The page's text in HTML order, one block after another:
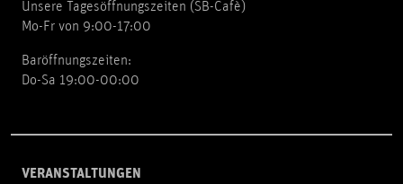
Unsere Tagesöffnungszeiten (SB-Cafè)
Mo-Fr von 9:00-17:00
Baröffnungszeiten:
Do-Sa 19:00-00:00
VERANSTALTUNGEN